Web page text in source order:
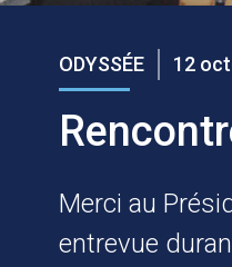
ODYSSÉE 12
Merci au
entrevue